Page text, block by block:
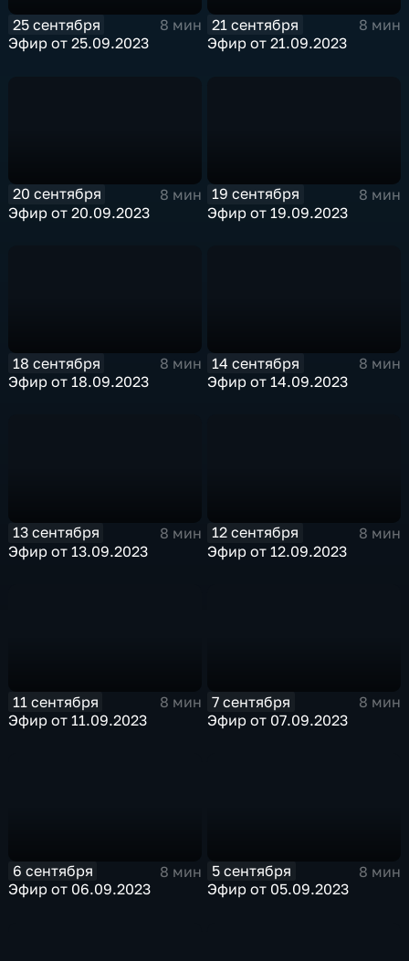
25 сентября
8 мин
Эфир от 25.09.2023
21 сентября
8 мин
Эфир от 21.09.2023
20 сентября
8 мин
Эфир от 20.09.2023
19 сентября
8 мин
Эфир от 19.09.2023
18 сентября
8 мин
Эфир от 18.09.2023
14 сентября
8 мин
Эфир от 14.09.2023
13 сентября
8 мин
Эфир от 13.09.2023
12 сентября
8 мин
Эфир от 12.09.2023
11 сентября
8 мин
Эфир от 11.09.2023
7 сентября
8 мин
Эфир от 07.09.2023
6 сентября
8 мин
Эфир от 06.09.2023
5 сентября
8 мин
Эфир от 05.09.2023